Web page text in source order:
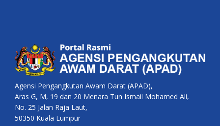
Agensi Pengangkutan Awam Darat (APAD),
Aras G, M, 19 dan 20 Menara Tun Ismail Mohamed Ali,
No. 25 Jalan Raja Laut,
50350 Kuala Lumpur